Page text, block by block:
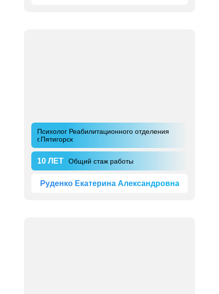
Психолог Реабилитационного отделения
г.Пятигорск
10 ЛЕТ Общий стаж работы
Руденко Екатерина Александровна